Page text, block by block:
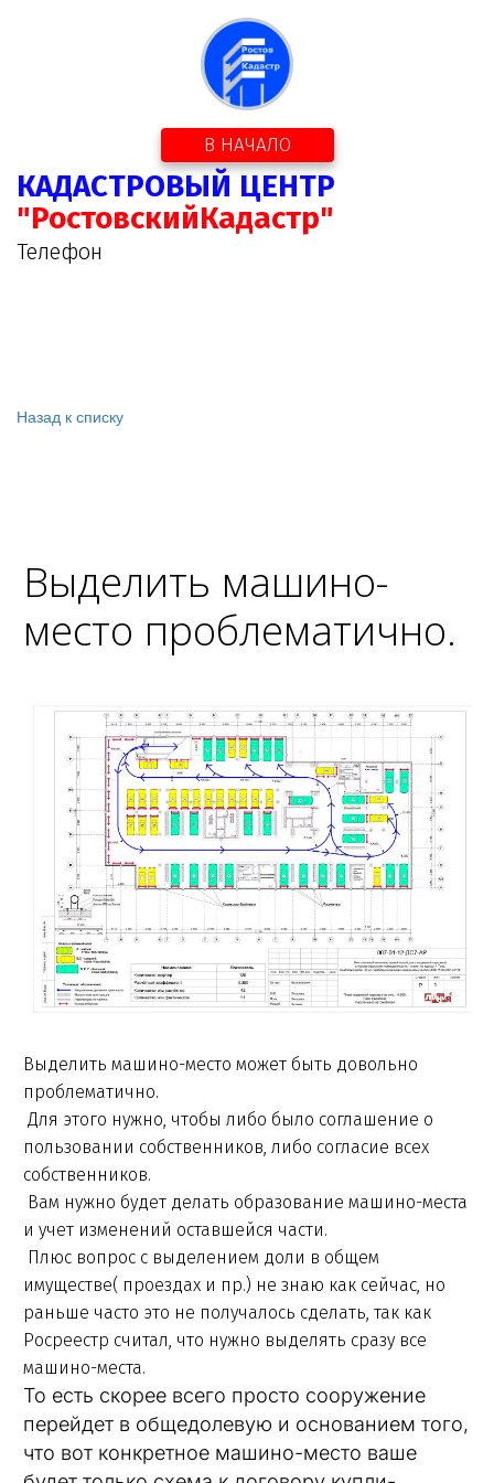
В НАЧАЛО
КАДАСТРОВЫЙ ЦЕНТР
"РостовскийКадастр"
Телефон
Назад к списку
Выделить машино-
место проблематично.
Выделить машино-место может быть довольно
проблематично.
Для этого нужно, чтобы либо было соглашение о
пользовании собственников, либо согласие всех
собственников.
Вам нужно будет делать образование машино-места
и учет изменений оставшейся части.
Плюс вопрос с выделением доли в общем
имуществе( проездах и пр.) не знаю как сейчас, но
раньше часто это не получалось сделать, так как
Росреестр считал, что нужно выделять сразу все
машино-места.
То есть скорее всего просто сооружение
перейдет в общедолевую и основанием того,
что вот конкретное машино-место ваше